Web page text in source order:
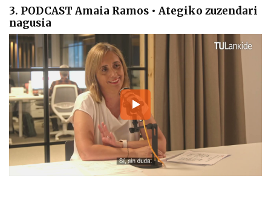
3. PODCAST Amaia Ramos • Ategiko zuzendari
nagusia